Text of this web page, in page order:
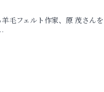
毛フェルト作家、原 茂さん